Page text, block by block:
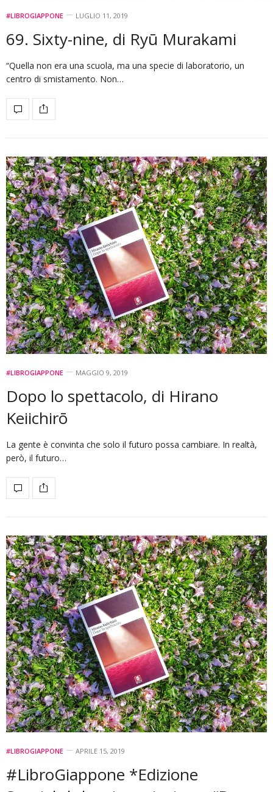
#LIBROGIAPPONE LUGLIO 11, 2019
69. Sixty-nine, di Ryū Murakami
“Quella non era una scuola, ma una specie di laboratorio, un
centro di smistamento. Non…
#LIBROGIAPPONE MAGGIO 9, 2019
Dopo lo spettacolo, di Hirano
Keiichirō
La gente è convinta che solo il futuro possa cambiare. In realtà,
però, il futuro…
#LIBROGIAPPONE APRILE 15, 2019
#LibroGiappone *Edizione